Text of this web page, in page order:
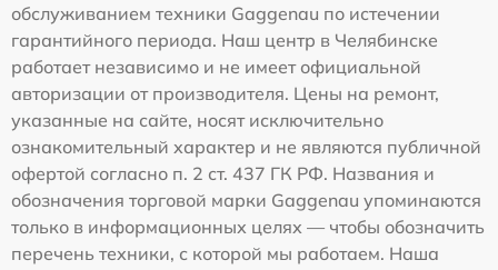
обслуживанием техники Gaggenau по истечении
гарантийного периода. Наш центр в Челябинске
работает независимо и не имеет официальной
авторизации от производителя. Цены на ремонт,
указанные на сайте, носят исключительно
ознакомительный характер и не являются публичной
офертой согласно п. 2 ст. 437 ГК РФ. Названия и
обозначения торговой марки Gaggenau упоминаются
только в информационных целях — чтобы обозначить
перечень техники, с которой мы работаем. Наша